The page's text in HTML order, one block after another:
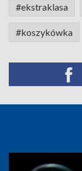
#ekstraklasa
#koszykówka